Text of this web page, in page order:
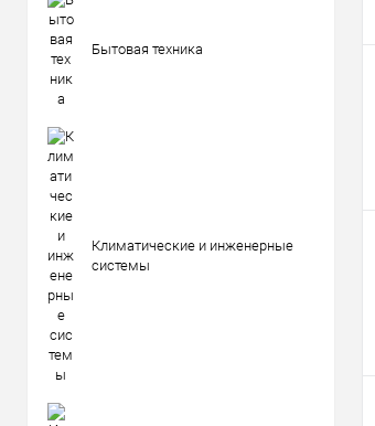
Бытовая техника
Климатические и инженерные
системы